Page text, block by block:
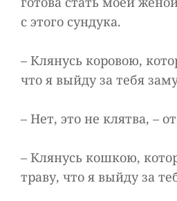
с этого сундука.
– Клянусь коровою,
что я выйду за тебя
– Нет, это не клятва, –
– Клянусь кошкою,
траву, что я выйду за